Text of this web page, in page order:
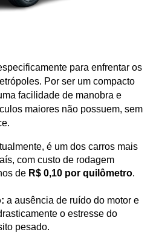
para enfrentar os
Por ser um compacto
facilidade de manobra e
maiores não possuem, sem
é um dos carros mais
com custo de rodagem
de R$ 0,10 por quilômetro.
a ausência de ruído do motor e
o estresse do
pesado.